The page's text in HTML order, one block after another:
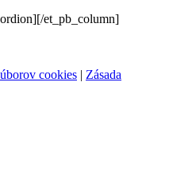
et_pb_column]
cookies | Zásada